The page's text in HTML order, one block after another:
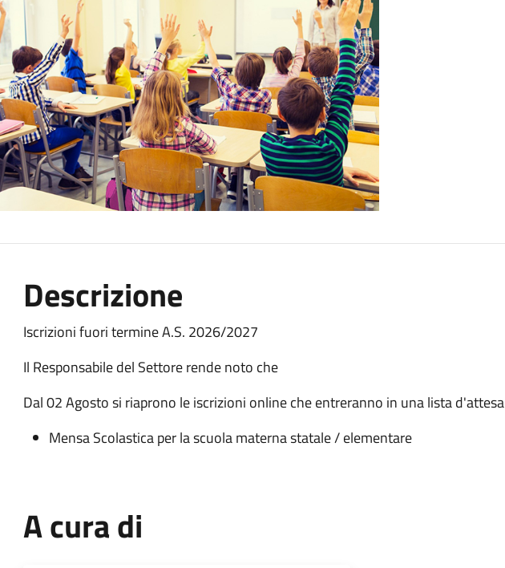
Descrizione
Iscrizioni fuori termine A.S. 2026/2027
Il Responsabile del Settore rende noto che
Dal 02 Agosto si riaprono le iscrizioni online che entreranno in una lista d'attesa
Mensa Scolastica per la scuola materna statale / elementare
A cura di